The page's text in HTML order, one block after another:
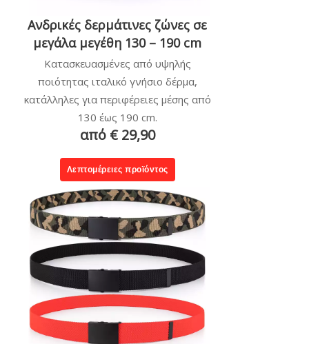
Ανδρικές δερμάτινες ζώνες σε
μεγάλα μεγέθη 130 – 190 cm
Κατασκευασμένες από υψηλής
ποιότητας ιταλικό γνήσιο δέρμα,
κατάλληλες για περιφέρειες μέσης από
130 έως 190 cm.
από € 29,90
Λεπτομέρειες προϊόντος